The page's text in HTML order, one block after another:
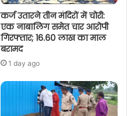
कर्ज उतारने तीन मंदिरों में चोरी:
एक नाबालिग समेत चार आरोपी
गिरफ्तार; 16.60 लाख का माल
बरामद
1 day ago